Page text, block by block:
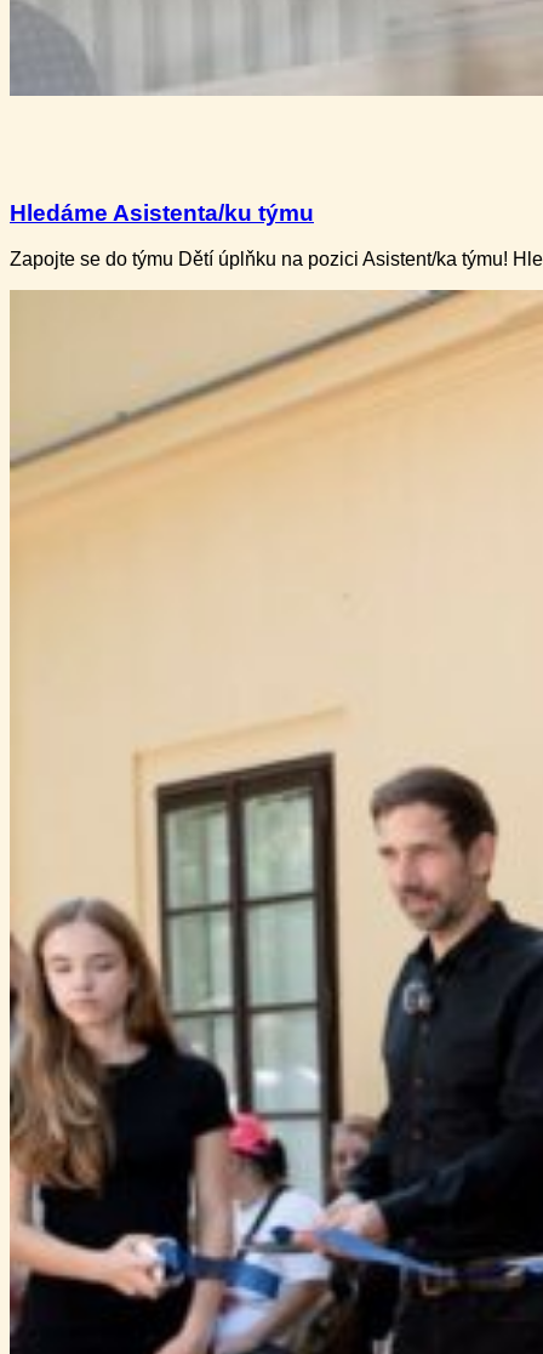
Hledáme Asistenta/ku týmu
Zapojte se do týmu Dětí úplňku na pozici Asistent/ka týmu!